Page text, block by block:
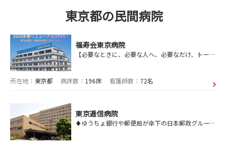
東京都の民間病院
福寿会東京病院
【必要なときに、必要な人へ、必要なだけ、トータルにサービスを提供していく】を理念に、急性期～在宅まで多職種で連職し福寿会グループ全体で医療・介護サービスを提供！
所在地： 東京都 病床数： 196床 看護師数： 72名
東京逓信病院
♦ゆうちょ銀行や郵便局が傘下の日本郵政グループの病院♦ 充実の教育体制と働きやすい職場環境で、自律した看護師を目指し、共に成長していきませんか